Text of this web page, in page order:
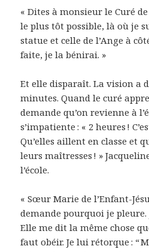
« Dites à monsieur le Curé
le plus tôt possible, là où je
statue et celle de l’Ange à
faite, je la bénirai. »
Et elle disparaît. La vision a
minutes. Quand le curé
demande qu’on revienne à
s’impatiente : « 2 heures !
Qu’elles aillent en classe et
leurs maîtresses ! »
l’école.
« Sœur Marie de l’Enfant-
demande pourquoi je
Elle me dit la même chose
faut obéir. Je lui rétorque : “